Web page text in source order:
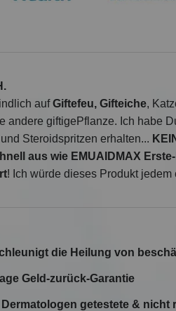
aufGiftefeu, Gifteiche,
andere giftige Pflanze. Ich habe
Steroidspritzen erhalten...
aus wie EMUAIDMAX
! Ich würde dieses Produkt jedem
die Heilung von
Geld-zurück-Garantie
getestete & nicht